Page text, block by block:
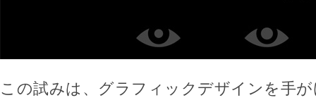
この試みは、グラフィックデザインを手